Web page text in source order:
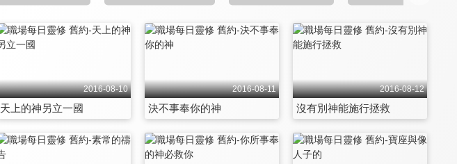
2016-08-10
天上的神另立一國
2016-08-11
決不事奉你的神
2016-08-12
沒有別神能施行拯救